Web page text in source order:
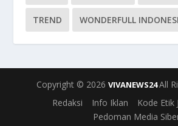
TREND WONDERFULL
Copyright © 2026 VIVANEWS24All
Redaksi
Info Iklan
Kode Etik
Pedoman Media